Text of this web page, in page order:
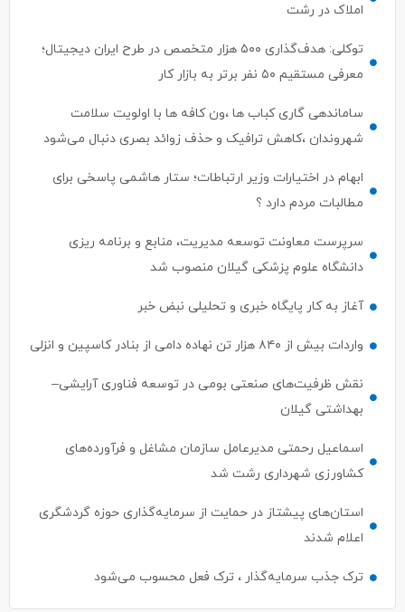
املاک در رشت
توکلی: هدف‌گذاری ۵۰۰ هزار متخصص در طرح ایران دیجیتال؛
معرفی مستقیم ۵۰ نفر برتر به بازار کار
ساماندهی گاری کباب ها ،ون کافه ها با اولویت سلامت
شهروندان ،کاهش ترافیک و حذف زوائد بصری دنبال می‌شود
ابهام در اختیارات وزیر ارتباطات؛ ستار هاشمی پاسخی برای
مطالبات مردم دارد ؟
سرپرست معاونت توسعه مدیریت، منابع و برنامه ریزی
دانشگاه علوم پزشکی گیلان منصوب شد
آغاز به کار پایگاه خبری و تحلیلی نبض خبر
واردات بیش از ۸۴۰ هزار تن نهاده دامی از بنادر كاسپین و انزلی
نقش ظرفیت‌های صنعتی بومی در توسعه فناوری آرایشی–
بهداشتی گیلان
اسماعیل رحمتی مدیرعامل سازمان مشاغل و فرآورده‌های
کشاورزی شهرداری رشت شد
استان‌های پیشتاز در حمایت از سرمایه‌گذاری حوزه گردشگری
اعلام شدند
ترک جذب سرمایه‌گذار ، ترک فعل محسوب می‌شود